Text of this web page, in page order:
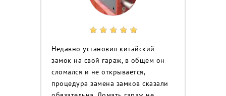
Недавно установил китайский
замок на свой гараж, в общем он
сломался и не открывается,
процедура замена замков сказали